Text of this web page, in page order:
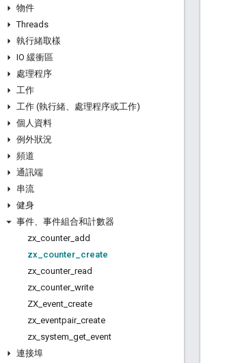
物件
Threads
執行緒取樣
IO 緩衝區
處理程序
工作
工作 (執行緒、處理程序或工作)
個人資料
例外狀況
頻道
通訊端
串流
健身
事件、事件組合和計數器
zx counter_ add
zx counter create
zx counter_ read
zx counter_ write
ZX event create
zx eventpair_ create
zx system get event
連接埠